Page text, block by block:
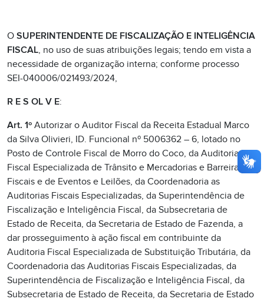
O SUPERINTENDENTE DE FISCALIZAÇÃO E INTELIGÊNCIA
FISCAL, no uso de suas atribuições legais; tendo em vista a
necessidade de organização interna; conforme processo
SEI-040006/021493/2024,
R E S OL V E:
Art. 1º Autorizar o Auditor Fiscal da Receita Estadual Marco
da Silva Olivieri, ID. Funcional nº 5006362 – 6, lotado no
Posto de Controle Fiscal de Morro do Coco, da Auditoria
Fiscal Especializada de Trânsito e Mercadorias e Barreiras
Fiscais e de Eventos e Leilões, da Coordenadoria as
Auditorias Fiscais Especializadas, da Superintendência de
Fiscalização e Inteligência Fiscal, da Subsecretaria de
Estado de Receita, da Secretaria de Estado de Fazenda, a
dar prosseguimento à ação fiscal em contribuinte da
Auditoria Fiscal Especializada de Substituição Tributária, da
Coordenadoria das Auditorias Fiscais Especializadas, da
Superintendência de Fiscalização e Inteligência Fiscal, da
Subsecretaria de Estado de Receita, da Secretaria de Estado